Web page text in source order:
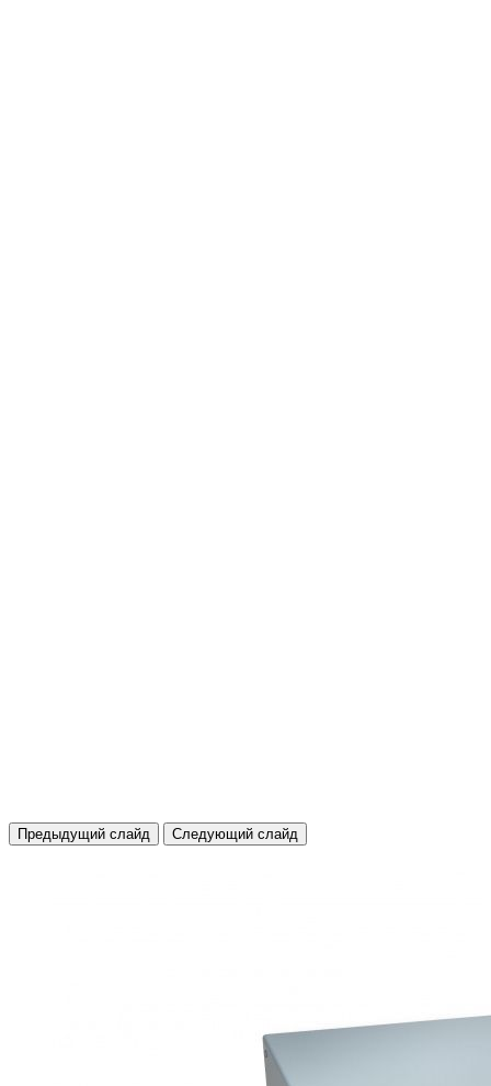
Предыдущий слайд Следующий слайд